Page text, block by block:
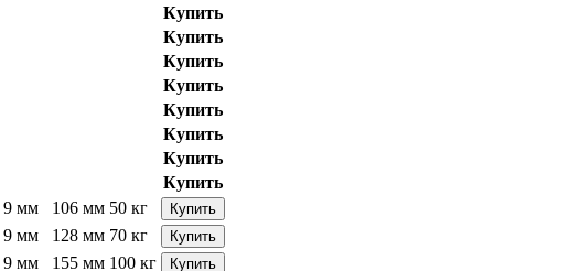
Купить
Купить
Купить
Купить
Купить
Купить
Купить
Купить
9 мм 106 мм 50 кг Купить
9 мм 128 мм 70 кг Купить
9 мм 155 мм 100 кг Купить